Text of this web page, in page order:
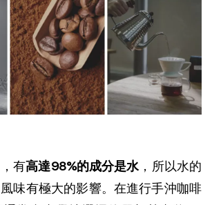
有高達98%的成分是水，所以水的
味有極大的影響。在進行手沖咖啡